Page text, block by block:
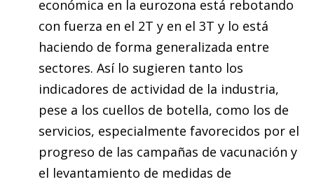
económica en la eurozona está rebotando
con fuerza en el 2T y en el 3T y lo está
haciendo de forma generalizada entre
sectores. Así lo sugieren tanto los
indicadores de actividad de la industria,
pese a los cuellos de botella, como los de
servicios, especialmente favorecidos por el
progreso de las campañas de vacunación y
el levantamiento de medidas de